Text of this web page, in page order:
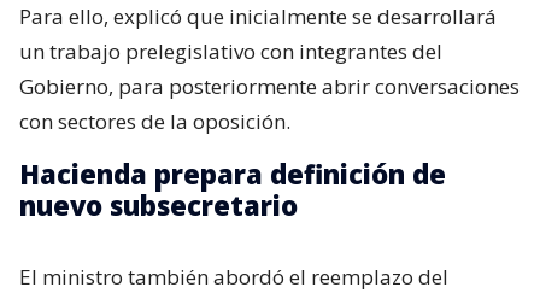
Para ello, explicó que inicialmente se desarrollará
un trabajo prelegislativo con integrantes del
Gobierno, para posteriormente abrir conversaciones
con sectores de la oposición.
Hacienda prepara definición de
nuevo subsecretario
El ministro también abordó el reemplazo del